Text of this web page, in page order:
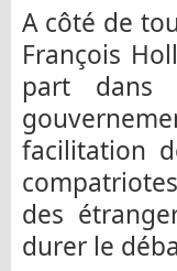
A côté de
François
part dans
facilitation
des
durer le